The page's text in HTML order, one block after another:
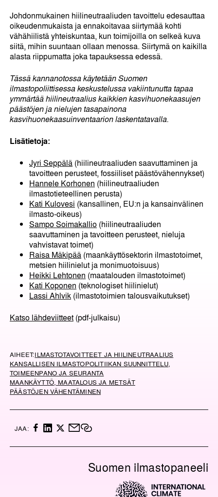
Johdonmukainen hiilineutraaliuden tavoittelu edesauttaa
oikeudenmukaista ja ennakoitavaa siirtymää kohti
vähähiilistä yhteiskuntaa, kun toimijoilla on selkeä kuva
siitä, mihin suuntaan ollaan menossa. Siirtymä on kaikilla
alasta riippumatta joka tapauksessa edessä.
Tässä kannanotossa käytetään Suomen
ilmastopoliittisessa keskustelussa vakiintunutta tapaa
ymmärtää hiilineutraalius kaikkien kasvihuonekaasujen
päästöjen ja nielujen tasapainona
kasvihuonekaasuinventaarion laskentatavalla.
Lisätietoja:
Jyri Seppälä (hiilineutraaliuden saavuttaminen ja
tavoitteen perusteet, fossiiliset päästövähennykset)
Hannele Korhonen (hiilineutraaliuden
ilmastotieteellinen perusta)
Kati Kulovesi (kansallinen, EU:n ja kansainvälinen
ilmasto-oikeus)
Sampo Soimakallio (hiilineutraaliuden
saavuttaminen ja tavoitteen perusteet, nieluja
vahvistavat toimet)
Raisa Mäkipää (maankäyttösektorin ilmastotoimet,
metsien hiilinielut ja monimuotoisuus)
Heikki Lehtonen (maatalouden ilmastotoimet)
Kati Koponen (teknologiset hiilinielut)
Lassi Ahlvik (ilmastotoimien talousvaikutukset)
Katso lähdeviitteet (pdf-julkaisu)
AIHEET:ILMASTOTAVOITTEET JA HIILINEUTRAALIUS
KANSALLISEN ILMASTOPOLITIIKAN SUUNNITTELU,
TOIMEENPANO JA SEURANTA
MAANKÄYTTÖ, MAATALOUS JA METSÄT
PÄÄSTÖJEN VÄHENTÄMINEN
JAA:
F
C
L
N
X
M
I
K
P
O
I
Suomen ilmastopaneeli